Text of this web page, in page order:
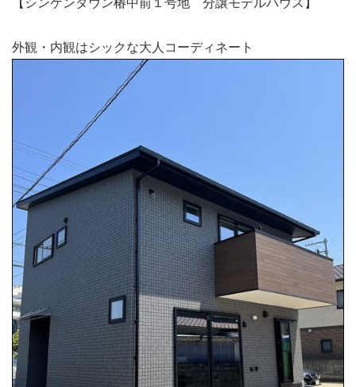
【シンケンタウン椿中前１号地 分譲モデルハウス】
外観・内観はシックな大人コーディネート